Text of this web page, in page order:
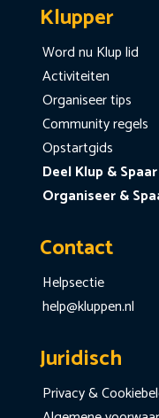
Klupper
Word nu Klup lid
Activiteiten
Organiseer tips
Community regels
Opstartgids
Deel Klup &
Organiseer &
Contact
Helpsectie
help@kluppen.nl
Juridisch
Privacy &